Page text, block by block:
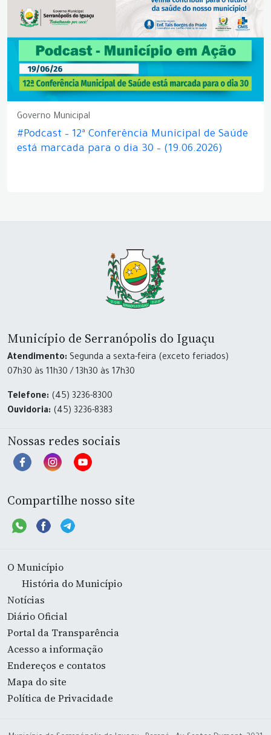
Governo Municipal
#Podcast – 12ª Conferência Municipal de Saúde
está marcada para o dia 30 – (19.06.2026)
Município de Serranópolis do Iguaçu
Atendimento: Segunda a sexta-feira (exceto feriados)
07h30 às 11h30 / 13h30 às 17h30
Telefone: (45) 3236-8300
Ouvidoria: (45) 3236-8383
Nossas redes sociais
Compartilhe nosso site
O Município
História do Município
Notícias
Diário Oficial
Portal da Transparência
Acesso a informação
Endereços e contatos
Mapa do site
Política de Privacidade